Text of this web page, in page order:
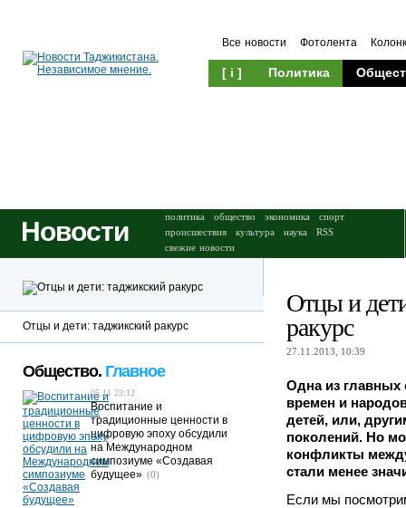
Все новости Фотолента
[ i ] Политика
Новости политика общество экономика
спорт
происшествия
культура наука
RSS
свежие новости
Отцы и
ракурс
27.11.2013, 10:39
Одна из главных
времен и
детей, или,
поколений. Но
конфликты
стали менее
Если мы
Отцы и дети: таджикский ракурс
Общество. Главное
05.11 22:12
Воспитание и
традиционные ценности в
цифровую эпоху обсудили
на Международном
симпозиуме «Создавая
будущее» (0)